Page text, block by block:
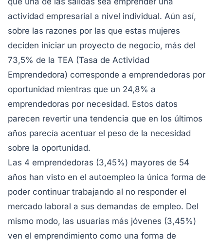
actividad empresarial a nivel individual. Aún así,
sobre las razones por las que estas mujeres
deciden iniciar un proyecto de negocio, más del
73,5% de la TEA (Tasa de Actividad
Emprendedora) corresponde a emprendedoras por
oportunidad mientras que un 24,8% a
emprendedoras por necesidad. Estos datos
parecen revertir una tendencia que en los últimos
años parecía acentuar el peso de la necesidad
sobre la oportunidad.
Las 4 emprendedoras (3,45%) mayores de 54
años han visto en el autoempleo la única forma de
poder continuar trabajando al no responder el
mercado laboral a sus demandas de empleo. Del
mismo modo, las usuarias más jóvenes (3,45%)
ven el emprendimiento como una forma de